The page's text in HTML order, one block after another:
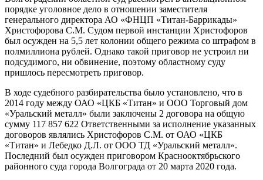
порядке уголовное дело в отношении заместителя
генерального директора АО «ФНЦП «Титан-Баррикады»
Христофорова С.М. Судом первой инстанции Христофоров
был осужден на 5,5 лет колонии общего режима со штрафом в
полмиллиона рублей. Однако такой приговор не устроил ни
подсудимого, ни обвинение, поэтому областному суду
пришлось пересмотреть приговор.
В ходе судебного разбирательства было установлено, что в
2014 году между ОАО «ЦКБ «Титан» и ООО Торговый дом
«Уральский металл» были заключены 2 договора на общую
сумму 117 857 622 Ответственными за исполнение указанных
договоров являлись Христофоров С.М. от ОАО «ЦКБ
«Титан» и Лебедко Д.Л. от ООО ТД «Уральский металл».
Последний был осужден приговором Краснооктябрьского
районного суда города Волгограда от 20 марта 2020 года.